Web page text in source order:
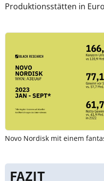
Produktionsstätten in
Novo Nordisk mit einem
FAZIT